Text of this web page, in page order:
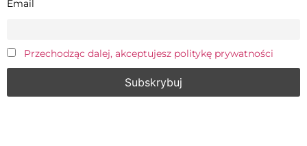
Email
Przechodząc dalej, akceptujesz politykę prywatności